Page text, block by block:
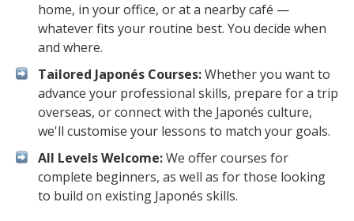
home, in your office, or at a nearby café —
whatever fits your routine best. You decide when
and where.
Tailored Japonés Courses:Whether you want to
advance your professional skills, prepare for a trip
overseas, or connect with the Japonés culture,
we'll customise your lessons to match your goals.
All Levels Welcome:We offer courses for
complete beginners, as well as for those looking
to build on existing Japonés skills.